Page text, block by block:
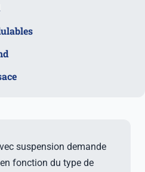
suspension demande
fonction du type de